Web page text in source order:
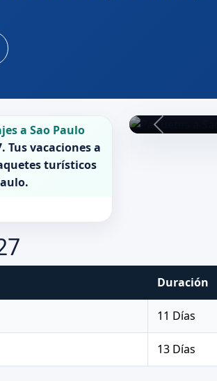
a Sao Paulo
. Tus vacaciones a
turísticos
.
Duración
11 Días
13 Días